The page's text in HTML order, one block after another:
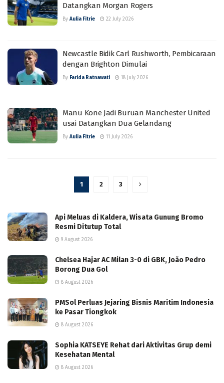
Datangkan Morgan Rogers
By Aulia Fitrie 22 July 2026
Newcastle Bidik Carl Rushworth, Pembicaraan
dengan Brighton Dimulai
By Farida Ratnawati 18 July 2026
Manu Kone Jadi Buruan Manchester United
usai Datangkan Dua Gelandang
By Aulia Fitrie 11 July 2026
1 2 3
Api Meluas di Kaldera, Wisata Gunung Bromo
Resmi Ditutup Total
9 August 2026
Chelsea Hajar AC Milan 3-0 di GBK, João Pedro
Borong Dua Gol
8 August 2026
PMSol Perluas Jejaring Bisnis Maritim Indonesia
ke Pasar Tiongkok
8 August 2026
Sophia KATSEYE Rehat dari Aktivitas Grup demi
Kesehatan Mental
8 August 2026